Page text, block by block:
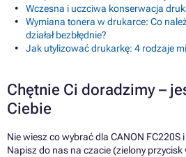
Wczesna i uczciwa konserwacja
Wymiana tonera w drukarce: Co
działał bezbłędnie?
Jak utylizować drukarkę: 4 rodzaje
Chętnie Ci doradzimy –
Ciebie
Nie wiesz co wybrać dla CANON FC220S
Napisz do nas na czacie (zielony